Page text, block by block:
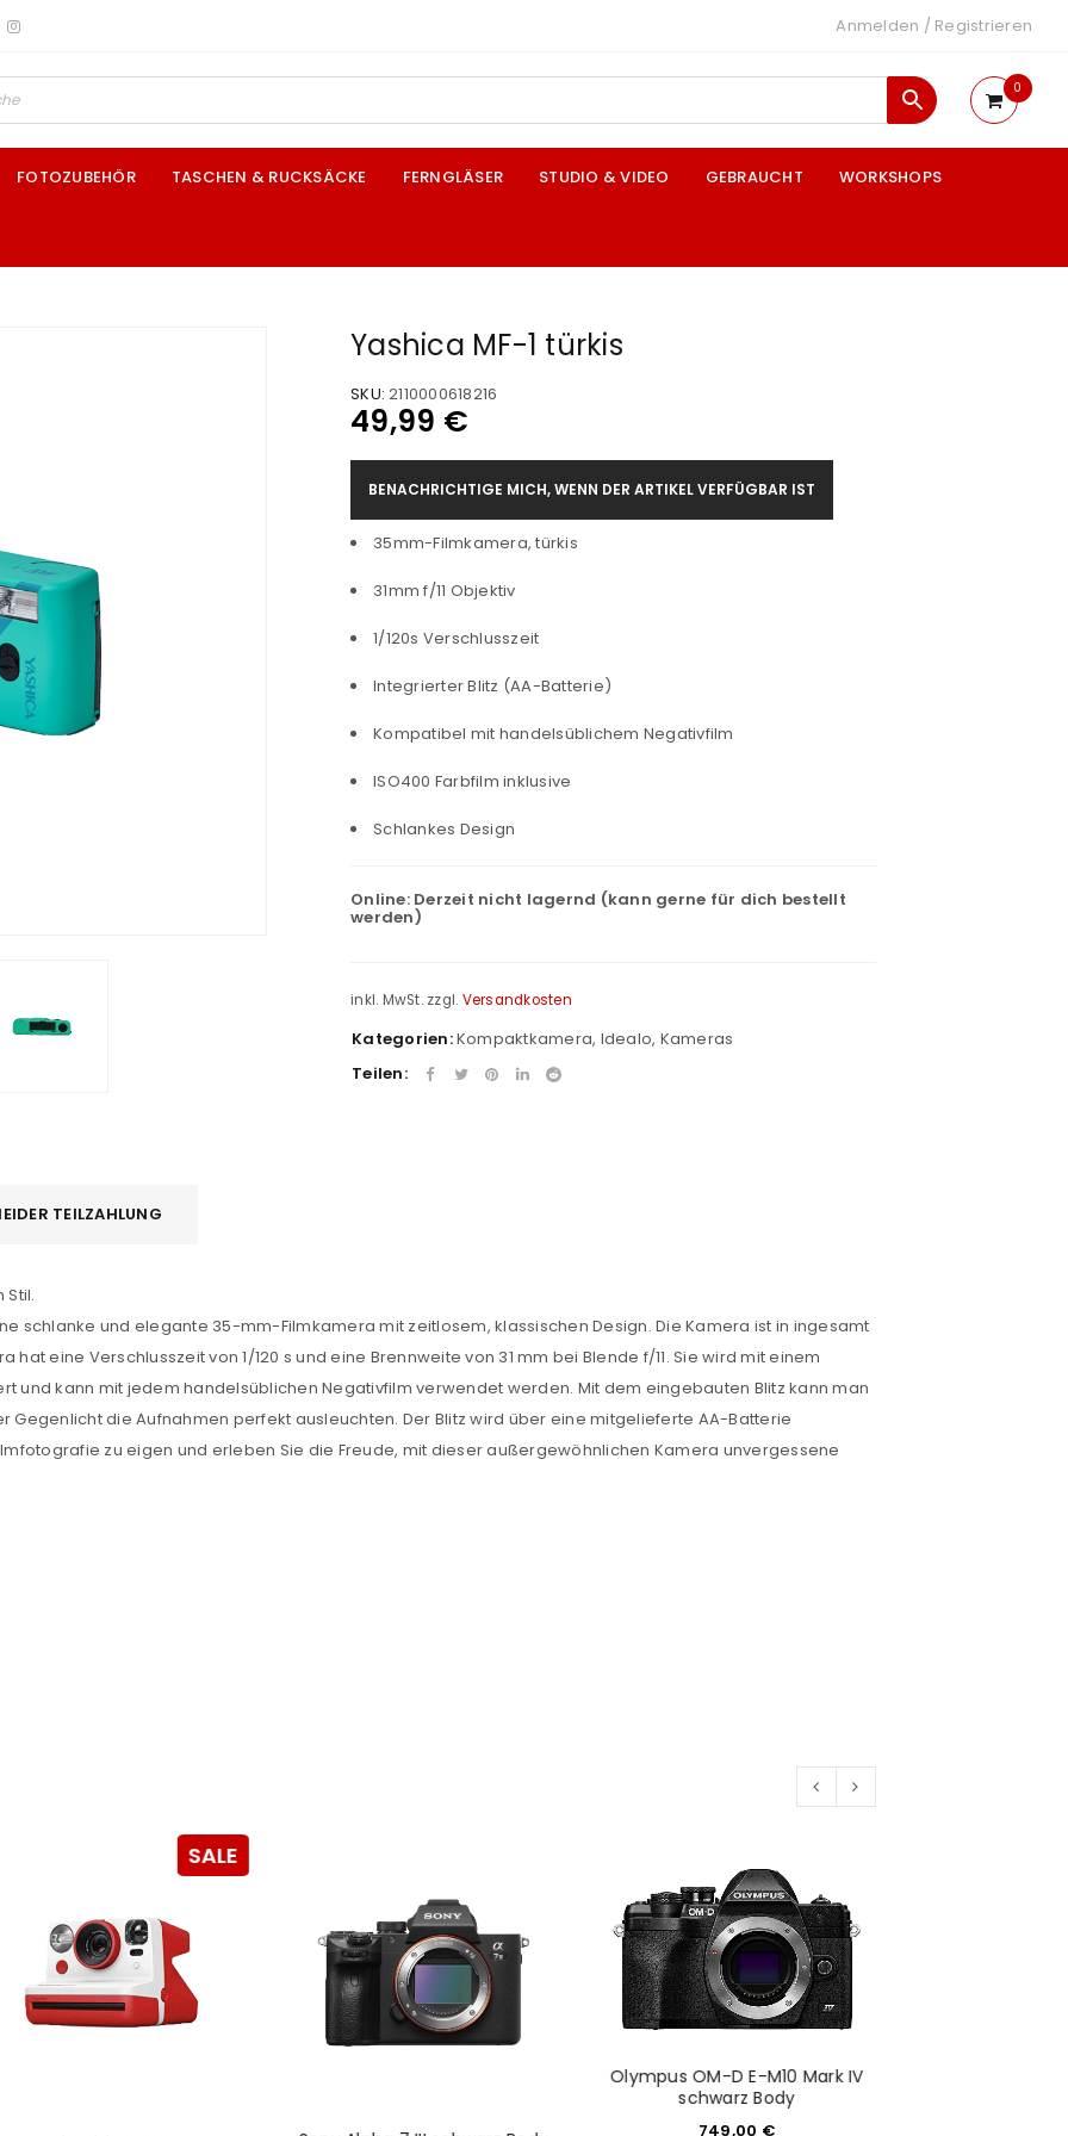
REGISTRIEREN
Ja, ich möchte ein Kundenkonto eröffnen und akzeptiere die
Datenschutzerklärung.
REGISTRIEREN
Anmelden / Registrieren
0
FOTOZUBEHÖR TASCHEN & RUCKSÄCKE FERNGLÄSER STUDIO & VIDEO GEBRAUCHT WORKSHOPS
Yashica MF-1 türkis
SKU: 2110000618216
49,99 €
BENACHRICHTIGE MICH, WENN DER ARTIKEL VERFÜGBAR IST
35mm-Filmkamera, türkis
31mm f/11 Objektiv
1/120s Verschlusszeit
Integrierter Blitz (AA-Batterie)
Kompatibel mit handelsüblichem Negativfilm
ISO400 Farbfilm inklusive
Schlankes Design
Online: Derzeit nicht lagernd (kann gerne für dich bestellt
werden)
inkl. MwSt. zzgl. Versandkosten
Kategorien:Kompaktkamera, Idealo, Kameras
Teilen:
TEILZAHLUNG
schlanke und elegante 35-mm-Filmkamera mit zeitlosem, klassischen Design. Die Kamera ist in ingesamt
eine Verschlusszeit von 1/120 s und eine Brennweite von 31 mm bei Blende f/11. Sie wird mit einem
und kann mit jedem handelsüblichen Negativfilm verwendet werden. Mit dem eingebauten Blitz kann man
Gegenlicht die Aufnahmen perfekt ausleuchten. Der Blitz wird über eine mitgelieferte AA-Batterie
zu eigen und erleben Sie die Freude, mit dieser außergewöhnlichen Kamera unvergessene
SALE
Olympus OM-D E-M10 Mark IV
schwarz Body
749,00 €